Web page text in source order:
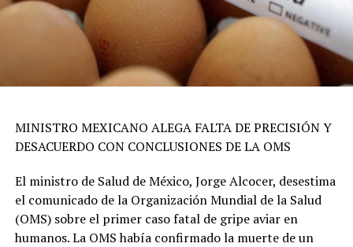
MINISTRO MEXICANO ALEGA FALTA DE PRECISIÓN Y
DESACUERDO CON CONCLUSIONES DE LA OMS
El ministro de Salud de México, Jorge Alcocer, desestima
el comunicado de la Organización Mundial de la Salud
(OMS) sobre el primer caso fatal de gripe aviar en
humanos. La OMS había confirmado la muerte de un